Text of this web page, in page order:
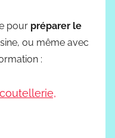
pour préparer le
ou même avec
: